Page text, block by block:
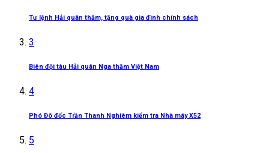
Tư lệnh Hải quân thăm, tặng quà gia đình chính sách
3
Biên đội tàu Hải quân Nga thăm Việt Nam
4
Phó Đô đốc Trần Thanh Nghiêm kiểm tra Nhà máy X52
5